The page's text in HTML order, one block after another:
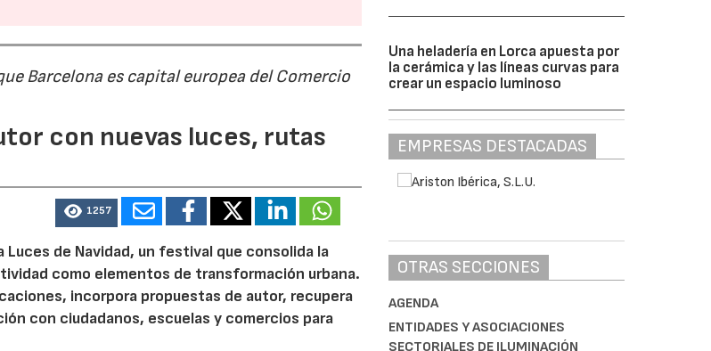
Barcelona es capital europea del Comercio
con nuevas luces, rutas
1257
Luces de Navidad, un festival que consolida la
como elementos de transformación urbana.
incorpora propuestas de autor, recupera
con ciudadanos, escuelas y comercios para
Una heladería en Lorca apuesta por
la cerámica y las líneas curvas para
crear un espacio luminoso
EMPRESAS DESTACADAS
OTRAS SECCIONES
AGENDA
ENTIDADES Y ASOCIACIONES
SECTORIALES DE ILUMINACIÓN